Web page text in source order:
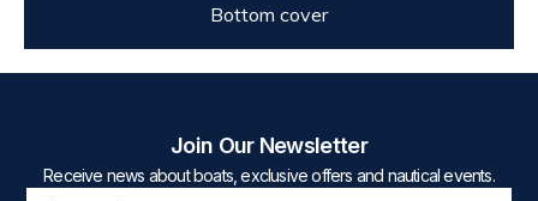
Bottom cover
Join Our Newsletter
Receive news about boats, exclusive offers and nautical events.